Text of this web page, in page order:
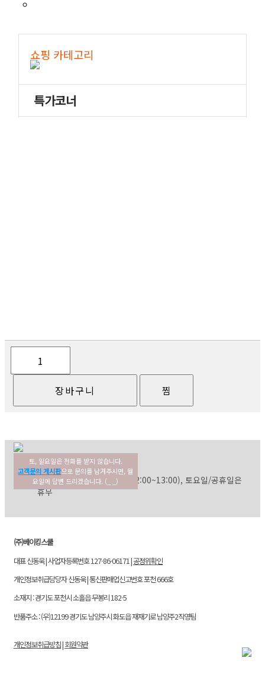
토, 일요일은 전화를 받지 않습니다.
고객문의 게시판으로 문의를 남겨주시면, 월
요일에 답변 드리겠습니다. (_ _)
고객센터 02-354-3022
평일: 09:30~17:30 (점심: 12:00~13:00), 토요일/공휴일은
휴무
(주)베이킹스쿨
대표 신동욱 | 사업자등록번호 127-86-06171 |공정위확인
개인정보취급담당자 신동욱 | 통신판매업신고번호 포천 666호
소재지 : 경기도 포천시 소흘읍 무봉리 182-5
반품주소 : (우)12199 경기도 남양주시 화도읍 재재기로 남양주2직영팀
개인정보취급방침|회원약관